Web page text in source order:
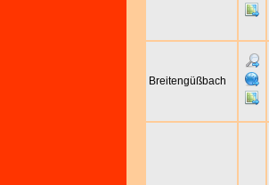
Breitengüßbach